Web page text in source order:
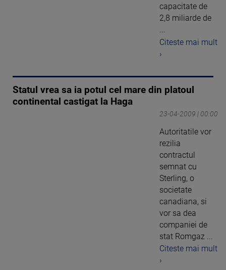
capacitate de
2,8 miliarde de
...
Citeste mai mult
›
Statul vrea sa ia potul cel mare din platoul
continental castigat la Haga
23-04-2009 | 00:00
Autoritatile vor
rezilia
contractul
semnat cu
Sterling, o
societate
canadiana, si
vor sa dea
companiei de
stat Romgaz ...
Citeste mai mult
›